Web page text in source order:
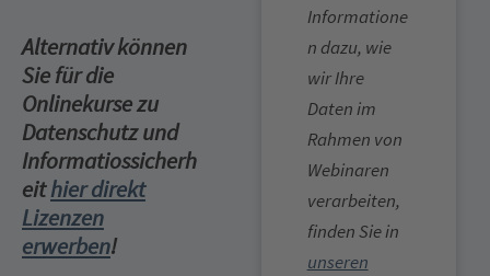
Alternativ können
Sie für die
Onlinekurse zu
Datenschutz und
Informatiossicherh
eithier direkt
Lizenzen
erwerben!
Informatione
n dazu, wie
wir Ihre
Daten im
Rahmen von
Webinaren
verarbeiten,
finden Sie in
unseren